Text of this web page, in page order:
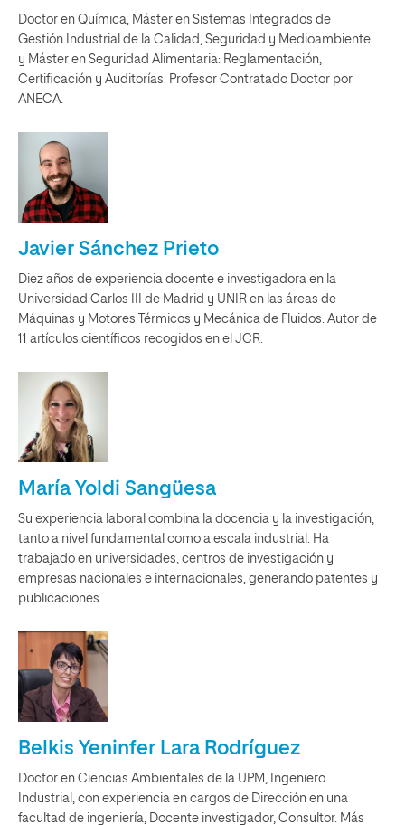
Doctor en Química, Máster en Sistemas Integrados de
Gestión Industrial de la Calidad, Seguridad y Medioambiente
y Máster en Seguridad Alimentaria: Reglamentación,
Certificación y Auditorías. Profesor Contratado Doctor por
ANECA.
Javier Sánchez Prieto
Diez años de experiencia docente e investigadora en la
Universidad Carlos III de Madrid y UNIR en las áreas de
Máquinas y Motores Térmicos y Mecánica de Fluidos. Autor de
11 artículos científicos recogidos en el JCR.
María Yoldi Sangüesa
Su experiencia laboral combina la docencia y la investigación,
tanto a nivel fundamental como a escala industrial. Ha
trabajado en universidades, centros de investigación y
empresas nacionales e internacionales, generando patentes y
publicaciones.
Belkis Yeninfer Lara Rodríguez
Doctor en Ciencias Ambientales de la UPM, Ingeniero
Industrial, con experiencia en cargos de Dirección en una
facultad de ingeniería, Docente investigador, Consultor. Más